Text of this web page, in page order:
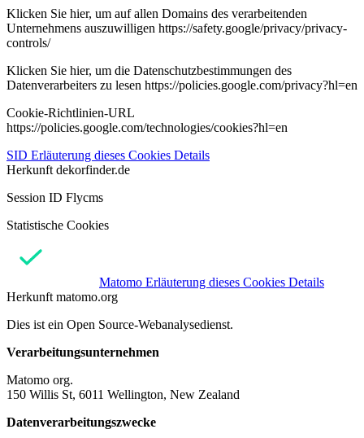
Klicken Sie hier, um auf allen Domains des verarbeitenden
Unternehmens auszuwilligen https://safety.google/privacy/privacy-
controls/
Klicken Sie hier, um die Datenschutzbestimmungen des
Datenverarbeiters zu lesen https://policies.google.com/privacy?hl=en
Cookie-Richtlinien-URL
https://policies.google.com/technologies/cookies?hl=en
SID Erläuterung dieses Cookies Details
Herkunft dekorfinder.de
Session ID Flycms
Statistische Cookies
Matomo Erläuterung dieses Cookies Details
Herkunft matomo.org
Dies ist ein Open Source-Webanalysedienst.
Verarbeitungsunternehmen
Matomo org.
150 Willis St, 6011 Wellington, New Zealand
Datenverarbeitungszwecke